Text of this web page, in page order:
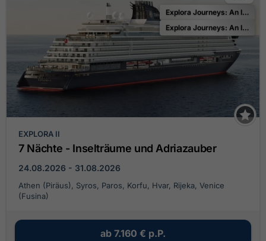
Explora Journeys: An Invitation to the Ocean
Explora Journeys: An Invitation to Celebrate
EXPLORA II
7 Nächte - Inselträume und Adriazauber
24.08.2026 - 31.08.2026
Athen (Piräus), Syros, Paros, Korfu, Hvar, Rijeka, Venice
(Fusina)
ab 7.160 € p.P.